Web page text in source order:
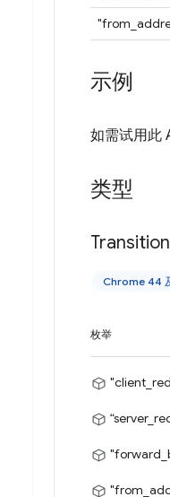
示例
如需试用此
类型
Transition
Chrome 44
枚举